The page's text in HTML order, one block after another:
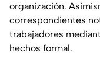
organización.
correspondientes
trabajadores
hechos formal.